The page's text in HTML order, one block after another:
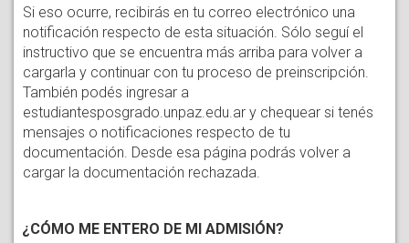
Si eso ocurre, recibirás en tu correo electrónico una
notificación respecto de esta situación. Sólo seguí el
instructivo que se encuentra más arriba para volver a
cargarla y continuar con tu proceso de preinscripción.
También podés ingresar a
estudiantesposgrado.unpaz.edu.ar y chequear si tenés
mensajes o notificaciones respecto de tu
documentación. Desde esa página podrás volver a
cargar la documentación rechazada.
¿CÓMO ME ENTERO DE MI ADMISIÓN?